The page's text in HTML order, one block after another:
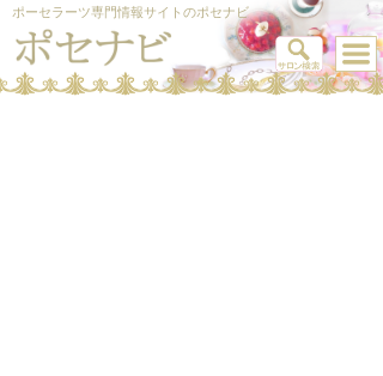
ポーセラーツ専門情報サイトのポセナビ